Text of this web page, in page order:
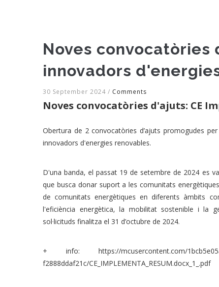
Noves
innovadors
30 September 2024 / Comments
Noves convocatòries d'ajuts: CE
Obertura de 2 convocatòries d’ajuts promogudes
innovadors d'energies renovables.
D'una banda, el passat 19 de setembre de 2024 es
que busca donar suport a les comunitats
de comunitats energètiques en diferents àmbits
l'eficiència energètica, la mobilitat sostenible i la
sol·licituds finalitza el 31 d’octubre de 2024.
+ info: https://mcusercontent.com/
f2888ddaf21c/CE_IMPLEMENTA_RESUM.docx_1_.pdf